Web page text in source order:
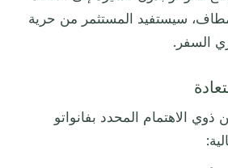
سيستفيد المستثمر من حرية
السفر.
الاهتمام المحدد بفانواتو